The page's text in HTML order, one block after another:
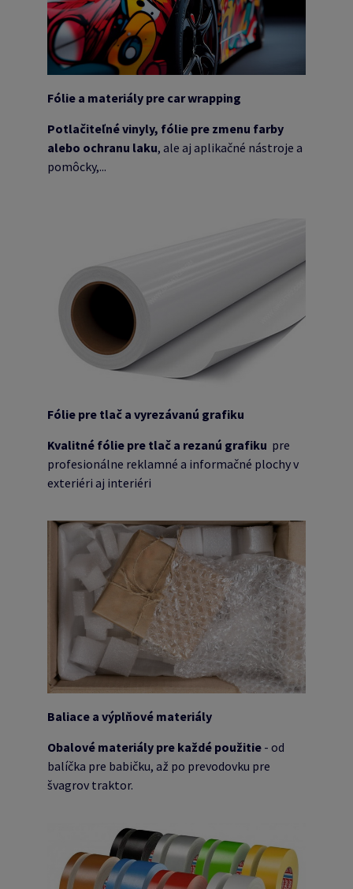
Fólie a materiály pre car wrapping
Potlačiteľné vinyly, fólie pre zmenu farby
alebo ochranu laku, ale aj aplikačné nástroje a
pomôcky,...
Fólie pre tlač a vyrezávanú grafiku
Kvalitné fólie pre tlač a rezanú grafiku pre
profesionálne reklamné a informačné plochy v
exteriéri aj interiéri
Baliace a výplňové materiály
Obalové materiály pre každé použitie - od
balíčka pre babičku, až po prevodovku pre
švagrov traktor.